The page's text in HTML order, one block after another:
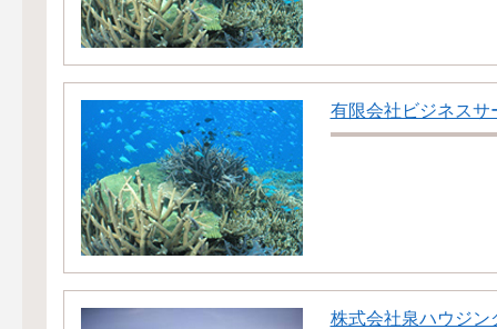
有限会社ビジネスサ
株式会社泉ハウジン